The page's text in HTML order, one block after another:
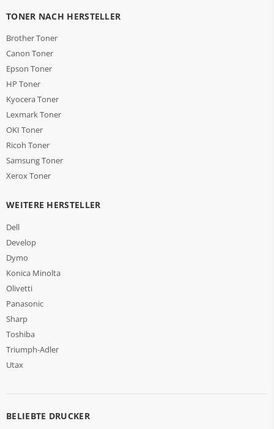
TONER NACH HERSTELLER
Brother Toner
Canon Toner
Epson Toner
HP Toner
Kyocera Toner
Lexmark Toner
OKI Toner
Ricoh Toner
Samsung Toner
Xerox Toner
WEITERE HERSTELLER
Dell
Develop
Dymo
Konica Minolta
Olivetti
Panasonic
Sharp
Toshiba
Triumph-Adler
Utax
BELIEBTE DRUCKER